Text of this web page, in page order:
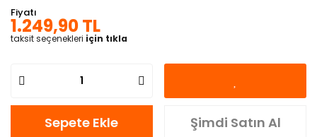
Fiyatı
1.249,90 TL
taksit seçenekleri için tıkla
Sepete Ekle Şimdi Satın Al